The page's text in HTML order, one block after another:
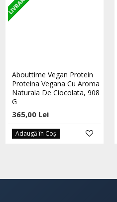
100% Proteina Pura Whey -
2000g - Banana Mango
646,00 Lei
Abouttime Vegan Protein
Proteina Vegana Cu Aroma
Naturala De Ciocolata, 908
G
365,00 Lei
Adaugă în Coş